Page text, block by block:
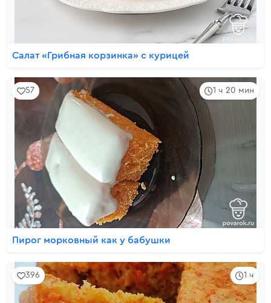
Салат «Грибная корзинка» с курицей
1 ч 20 мин
57
Пирог морковный как у бабушки
1 ч
396